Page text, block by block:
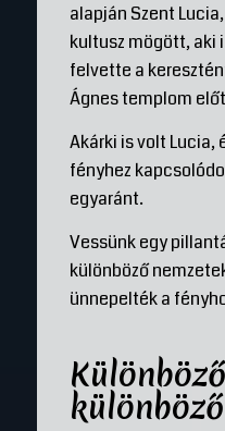
alapján Szent
kultusz mögött, aki
felvette a
Ágnes templom
Akárki is volt Lucia,
fényhez
egyaránt.
Vessünk egy
különböző
ünnepelték a